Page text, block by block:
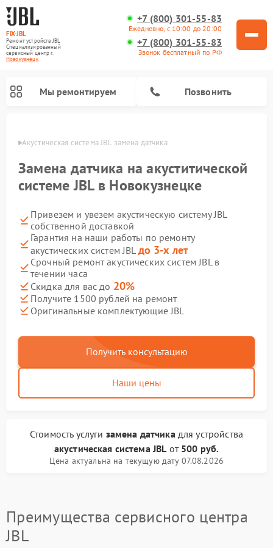
FIX-JBL
Ремонт устройств JBL
Специализированный
cервисный центр г.
Новокузнецк
+7 (800) 301-55-83
Ежедневно, с 10:00 до 20:00
+7 (800) 301-55-83
Звонок бесплатный по РФ
Мы ремонтируем Позвонить
Акустическая система JBL замена датчика
Замена датчика на акуститической
системе JBL в Новокузнецке
Привезем и увезем акустическую систему JBL
собственной доставкой
Гарантия на наши работы по ремонту
акустических систем JBL до 3-х лет
Срочный ремонт акустических систем JBL в
течении часа
Скидка для вас до 20%
Получите 1500 рублей на ремонт
Оригинальные комплектующие JBL
Получить консультацию
Наши цены
Стоимость услуги замена датчикадля устройства
акустическая система JBL от 500 руб.
Цена актуальна на текущую дату 07.08.2026
Преимущества сервисного центра
JBL